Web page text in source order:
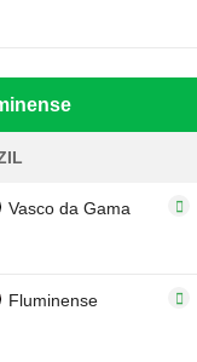
Vasco da Gama
Fluminense